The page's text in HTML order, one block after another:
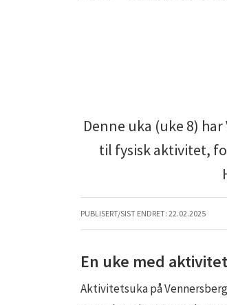
Denne uka (uke 8)
til fysisk aktivitet,
PUBLISERT/SIST ENDRET: 22.02.2025
En uke med
Aktivitetsuka på